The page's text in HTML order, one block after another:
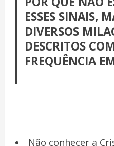
ESSES SINAIS,
DIVERSOS
DESCRITOS
FREQUÊNCIA
Não conhecer a